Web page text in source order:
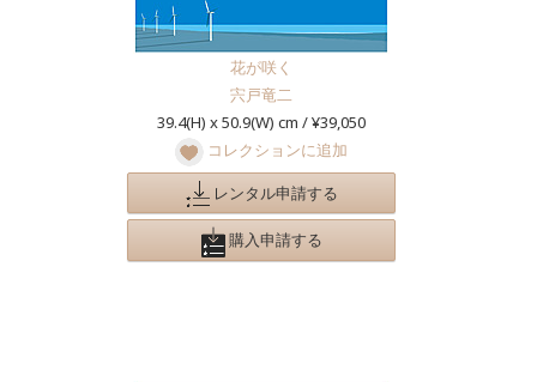
花が咲く
宍戸竜二
39.4(H) x 50.9(W) cm / ¥39,050
コレクションに追加
レンタル申請する
購入申請する